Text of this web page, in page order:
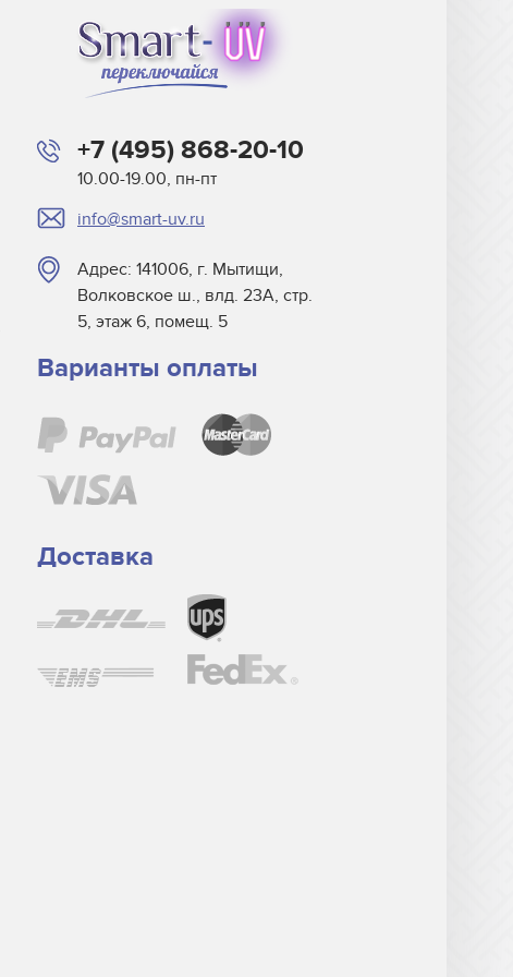
+7 (495) 868-20-10
10.00-19.00, пн-пт
info@smart-uv.ru
Адрес: 141006, г. Мытищи,
Волковское ш., влд. 23А, стр.
5, этаж 6, помещ. 5
Варианты оплаты
Доставка